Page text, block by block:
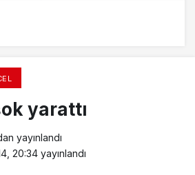
yarattı
yayınlandı
20:34 yayınlandı